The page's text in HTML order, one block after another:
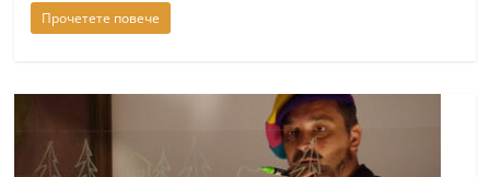
Прочетете повече